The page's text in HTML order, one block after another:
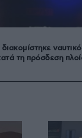
τη πρόσδεση